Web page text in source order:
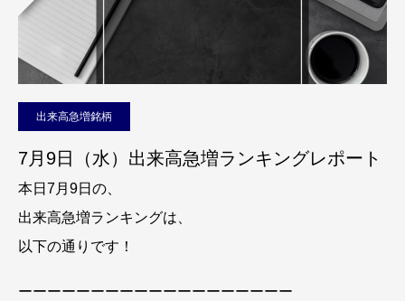
出来高急増銘柄
7月9日（水）出来高急増ランキングレポート
本日7月9日の、
出来高急増ランキングは、
以下の通りです！
ーーーーーーーーーーーーーーーーーーー